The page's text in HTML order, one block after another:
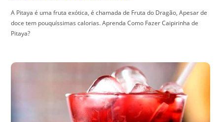
A Pitaya é uma fruta exótica, é chamada de Fruta do Dragão, Apesar de
doce tem pouquíssimas calorias. Aprenda Como Fazer Caipirinha de
Pitaya?